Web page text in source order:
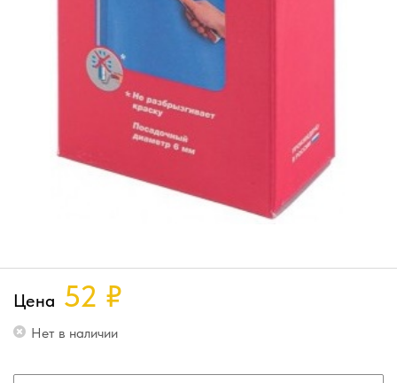
Цена 52 ₽
Нет в наличии